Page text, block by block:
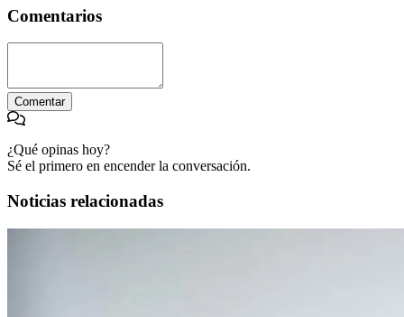
Comentarios
Comentar
¿Qué opinas hoy?
Sé el primero en encender la conversación.
Noticias relacionadas